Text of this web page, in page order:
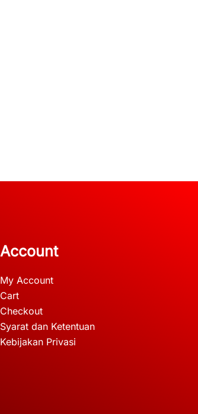
Account
My Account
Cart
Checkout
Syarat dan Ketentuan
Kebijakan Privasi